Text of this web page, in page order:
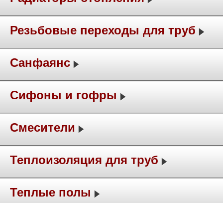
Резьбовые переходы для труб
Санфаянс
Сифоны и гофры
Смесители
Теплоизоляция для труб
Теплые полы